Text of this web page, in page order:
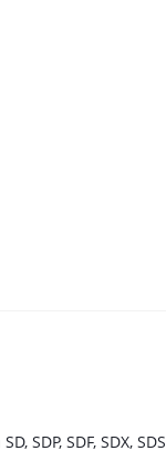
SDP, SDF, SDX, SDS